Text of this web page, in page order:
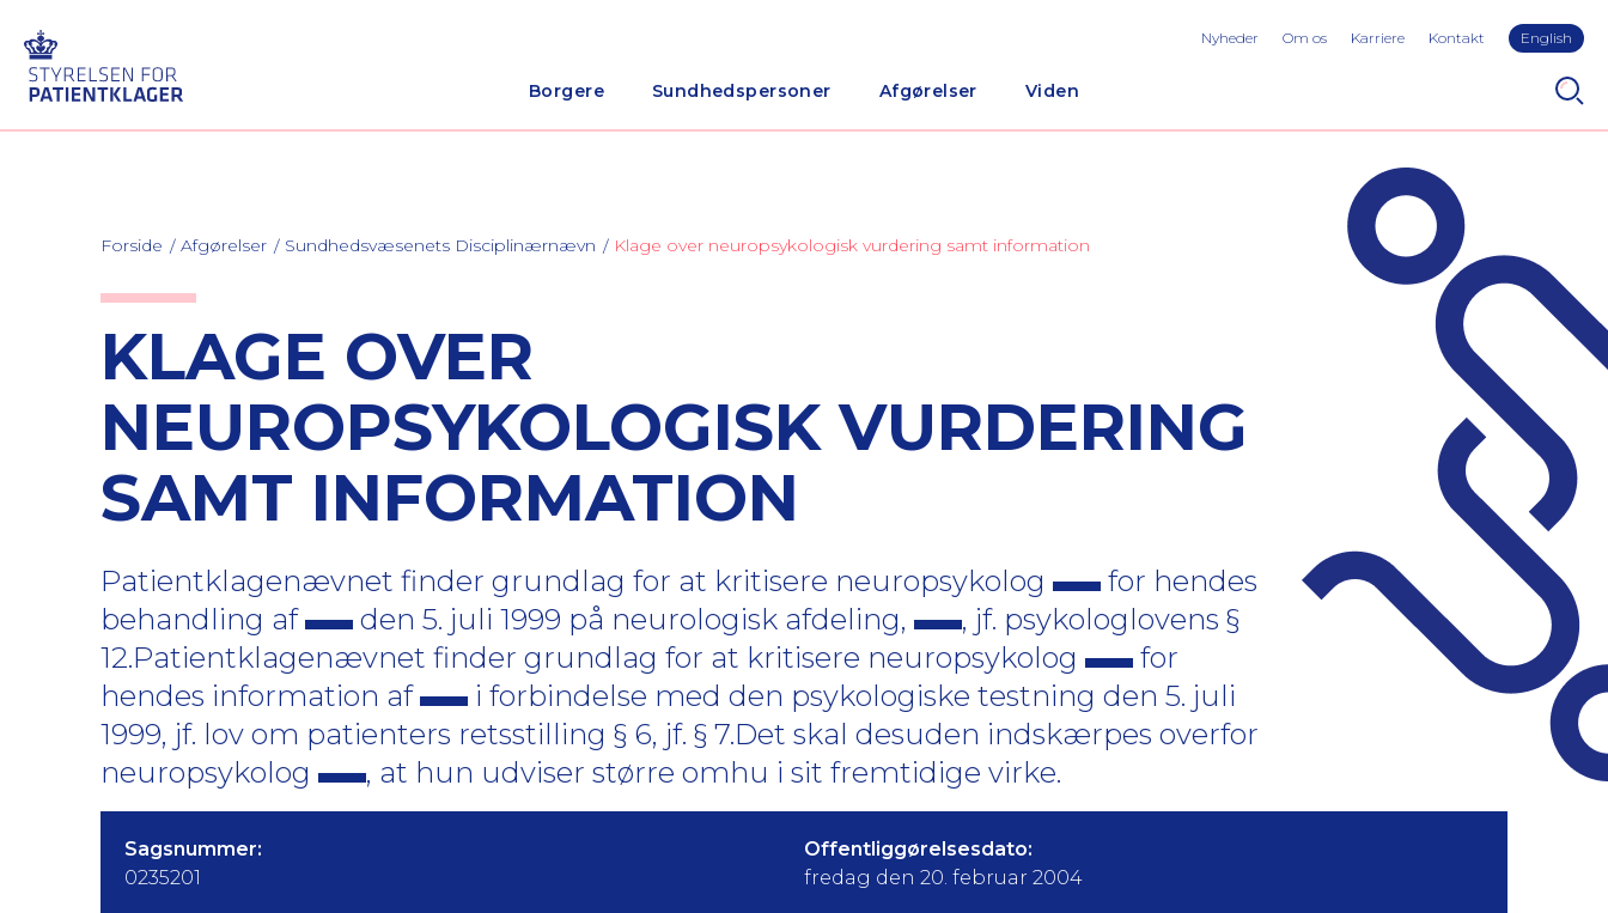
Borgere Sundhedspersoner Afgørelser Viden
Nyheder Om os Karriere Kontakt English
Forside Afgørelser Sundhedsvæsenets Disciplinærnævn Klage over neuropsykologisk vurdering samt information
KLAGE OVER
NEUROPSYKOLOGISK VURDERING
SAMT INFORMATION
Patientklagenævnet finder grundlag for at kritisere neuropsykolog
for hendes
behandling af
den 5. juli 1999 på neurologisk afdeling,
, jf. psykologlovens §
12.Patientklagenævnet finder grundlag for at kritisere neuropsykolog
for
hendes information af
i forbindelse med den psykologiske testning den 5. juli
1999, jf. lov om patienters retsstilling § 6, jf. § 7.Det skal desuden indskærpes overfor
neuropsykolog
, at hun udviser større omhu i sit fremtidige virke.
Sagsnummer:
0235201
Offentliggørelsesdato:
fredag den 20. februar 2004